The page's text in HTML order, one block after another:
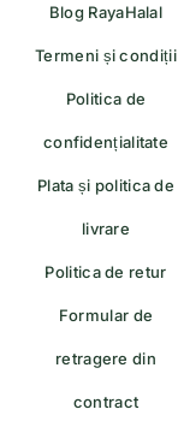
Blog RayaHalal
Termeni și condiții
Politica de
confidențialitate
Plata și politica de
livrare
Politica de retur
Formular de
retragere din
contract